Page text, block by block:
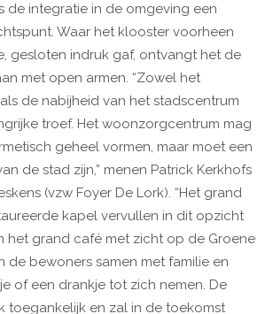
de integratie in de omgeving een
Waar het klooster voorheen
gesloten indruk gaf, ontvangt het de
met open armen. “Zowel het
de nabijheid van het stadscentrum
troef. Het woonzorgcentrum mag
geheel vormen, maar moet een
de stad zijn,” menen Patrick Kerkhofs
(vzw Foyer De Lork). “Het grand
kapel vervullen in dit opzicht
het grand café met zicht op de Groene
de bewoners samen met familie en
of een drankje tot zich nemen. De
toegankelijk en zal in de toekomst